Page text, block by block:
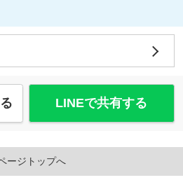
LINEで共有する
ージトップへ